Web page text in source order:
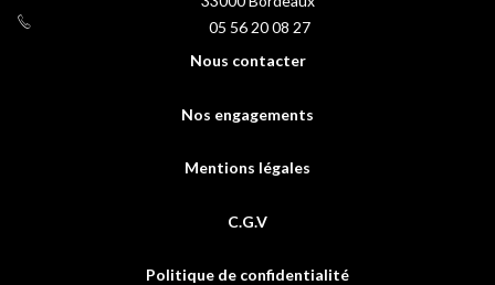
05 56 20 08 27
Nous contacter
Nos engagements
Mentions légales
C.G.V
Politique de confidentialité